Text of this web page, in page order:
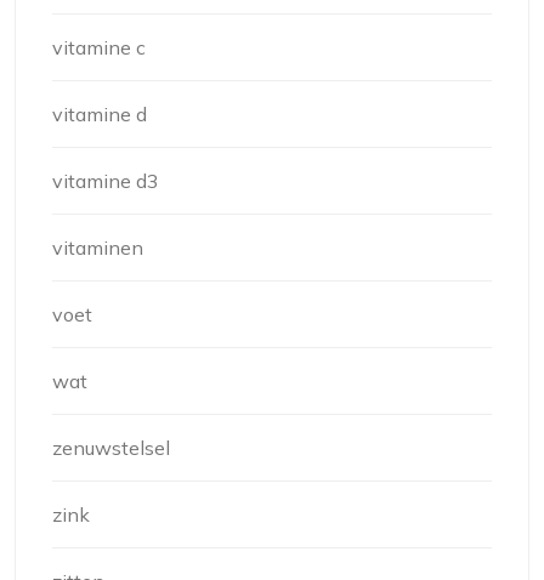
vitamine c
vitamine d
vitamine d3
vitaminen
voet
wat
zenuwstelsel
zink